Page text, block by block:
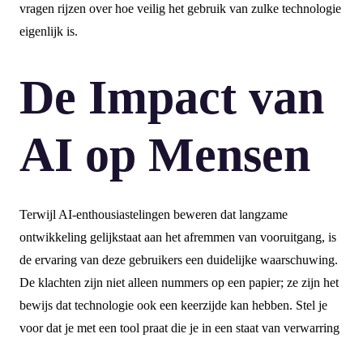
vragen rijzen over hoe veilig het gebruik van zulke technologie
eigenlijk is.
De Impact van
AI op Mensen
Terwijl AI-enthousiastelingen beweren dat langzame
ontwikkeling gelijkstaat aan het afremmen van vooruitgang, is
de ervaring van deze gebruikers een duidelijke waarschuwing.
De klachten zijn niet alleen nummers op een papier; ze zijn het
bewijs dat technologie ook een keerzijde kan hebben. Stel je
voor dat je met een tool praat die je in een staat van verwarring